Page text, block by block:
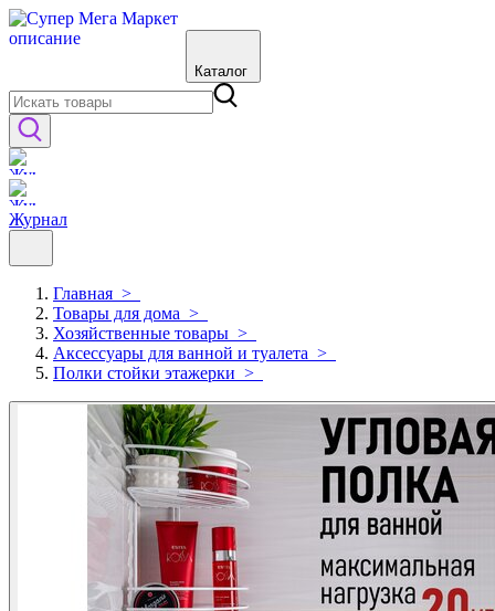
Каталог
Журнал
Главная >
Товары для дома >
Хозяйственные товары >
Аксессуары для ванной и туалета >
Полки стойки этажерки >